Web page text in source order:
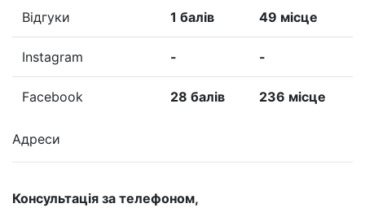
Відгуки 1 балів 49 місце
Instagram - -
Facebook 28 балів 236 місце
Адреси
Консультація за телефоном,